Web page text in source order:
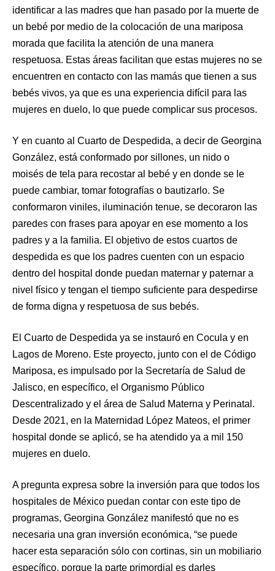
identificar a las madres que han pasado por la muerte de
un bebé por medio de la colocación de una mariposa
morada que facilita la atención de una manera
respetuosa. Estas áreas facilitan que estas mujeres no se
encuentren en contacto con las mamás que tienen a sus
bebés vivos, ya que es una experiencia difícil para las
mujeres en duelo, lo que puede complicar sus procesos.
Y en cuanto al Cuarto de Despedida, a decir de Georgina
González, está conformado por sillones, un nido o
moisés de tela para recostar al bebé y en donde se le
puede cambiar, tomar fotografías o bautizarlo. Se
conformaron viniles, iluminación tenue, se decoraron las
paredes con frases para apoyar en ese momento a los
padres y a la familia. El objetivo de estos cuartos de
despedida es que los padres cuenten con un espacio
dentro del hospital donde puedan maternar y paternar a
nivel físico y tengan el tiempo suficiente para despedirse
de forma digna y respetuosa de sus bebés.
El Cuarto de Despedida ya se instauró en Cocula y en
Lagos de Moreno. Este proyecto, junto con el de Código
Mariposa, es impulsado por la Secretaría de Salud de
Jalisco, en específico, el Organismo Público
Descentralizado y el área de Salud Materna y Perinatal.
Desde 2021, en la Maternidad López Mateos, el primer
hospital donde se aplicó, se ha atendido ya a mil 150
mujeres en duelo.
A pregunta expresa sobre la inversión para que todos los
hospitales de México puedan contar con este tipo de
programas, Georgina González manifestó que no es
necesaria una gran inversión económica, “se puede
hacer esta separación sólo con cortinas, sin un mobiliario
específico, porque la parte primordial es darles